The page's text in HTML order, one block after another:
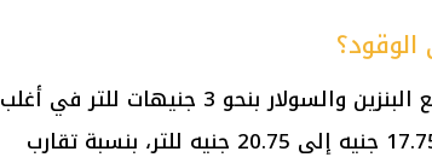
البنزين والسولار
بنحو 3 جنيهات للتر في أغلب
من 17.75 جنيه إلى 20.75 جنيه للتر، بنسبة تقارب